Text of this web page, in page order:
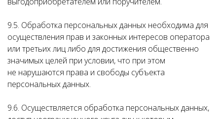
9.5. Обработка персональных данных необходима для
осуществления прав и законных интересов оператора
или третьих лиц либо для достижения общественно
значимых целей при условии, что при этом
не нарушаются права и свободы субъекта
персональных данных.
9.6. Осуществляется обработка персональных данных,